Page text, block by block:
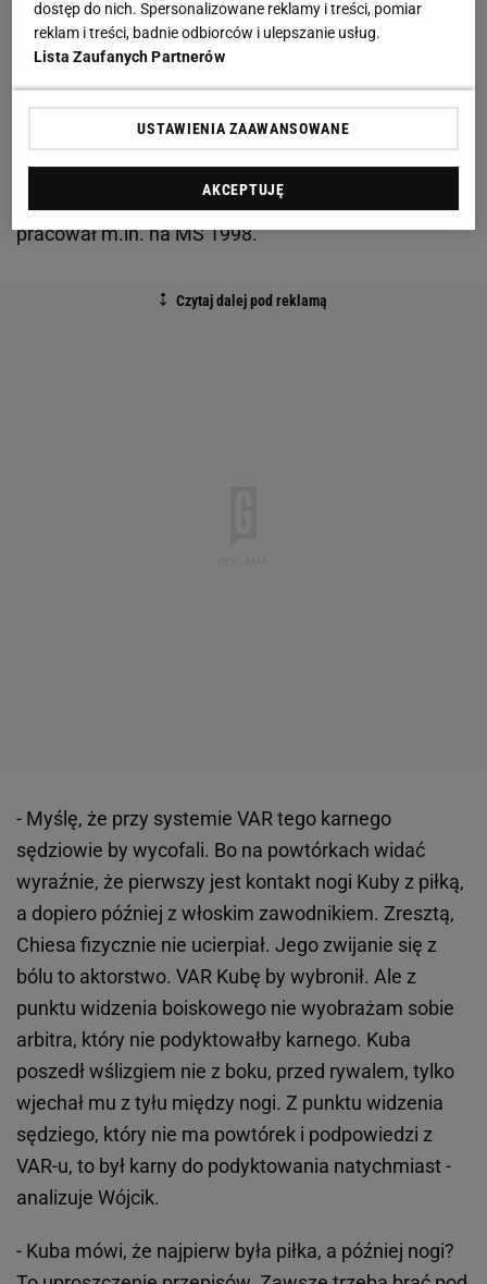
Kuba zaatakował Chiesę wślizgiem, a był za
Włochem. Trafił w piłkę, ale też przewrócił rywala.
- Błaszczykowski trafił w piłkę, natomiast było to
wykonane przez nogi. Nie dziwię się, że jedni
twierdzą, że był karny, a inni, że nie było. To typowa
sytuacja 50/50 - mówi Ryszard Wójcik, który
pracował m.in. na MŚ 1998.
- Myślę, że przy systemie VAR tego karnego
sędziowie by wycofali. Bo na powtórkach widać
wyraźnie, że pierwszy jest kontakt nogi Kuby z piłką,
a dopiero później z włoskim zawodnikiem. Zresztą,
Chiesa fizycznie nie ucierpiał. Jego zwijanie się z
bólu to aktorstwo. VAR Kubę by wybronił. Ale z
punktu widzenia boiskowego nie wyobrażam sobie
arbitra, który nie podyktowałby karnego. Kuba
poszedł wślizgiem nie z boku, przed rywalem, tylko
wjechał mu z tyłu między nogi. Z punktu widzenia
sędziego, który nie ma powtórek i podpowiedzi z
VAR-u, to był karny do podyktowania natychmiast -
analizuje Wójcik.
- Kuba mówi, że najpierw była piłka, a później nogi?
dostęp do nich. Spersonalizowane reklamy i treści, pomiar
reklam i treści, badnie odbiorców i ulepszanie usług.
Lista Zaufanych Partnerów
USTAWIENIA ZAAWANSOWANE
AKCEPTUJĘ